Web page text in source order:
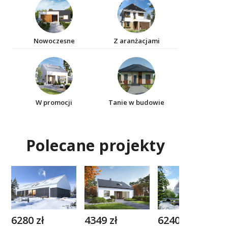
Nowoczesne Z aranżacjami
W promocji Tanie w budowie
Polecane projekty
6280 zł 4349 zł 6240 zł